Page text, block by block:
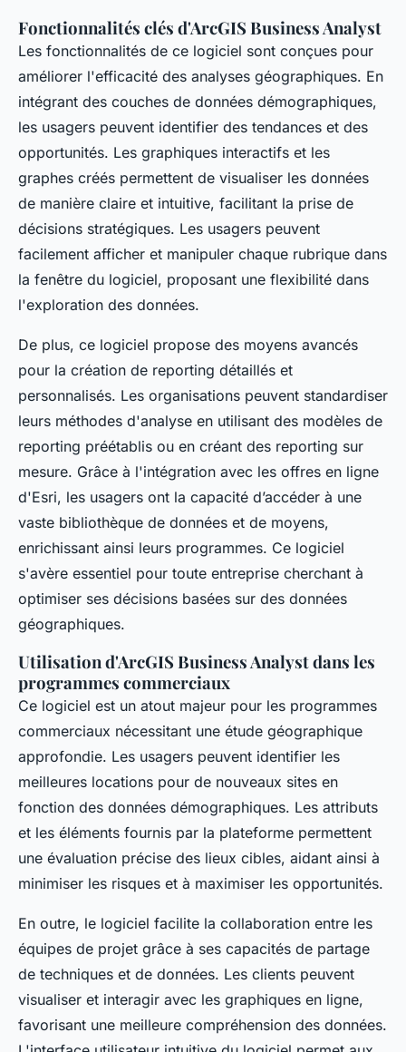
Fonctionnalités clés d'ArcGIS Business Analyst
Les fonctionnalités de ce logiciel sont conçues pour
améliorer l'efficacité des analyses géographiques. En
intégrant des couches de données démographiques,
les usagers peuvent identifier des tendances et des
opportunités. Les graphiques interactifs et les
graphes créés permettent de visualiser les données
de manière claire et intuitive, facilitant la prise de
décisions stratégiques. Les usagers peuvent
facilement afficher et manipuler chaque rubrique dans
la fenêtre du logiciel, proposant une flexibilité dans
l'exploration des données.
De plus, ce logiciel propose des moyens avancés
pour la création de reporting détaillés et
personnalisés. Les organisations peuvent standardiser
leurs méthodes d'analyse en utilisant des modèles de
reporting préétablis ou en créant des reporting sur
mesure. Grâce à l'intégration avec les offres en ligne
d'Esri, les usagers ont la capacité d’accéder à une
vaste bibliothèque de données et de moyens,
enrichissant ainsi leurs programmes. Ce logiciel
s'avère essentiel pour toute entreprise cherchant à
optimiser ses décisions basées sur des données
géographiques.
Utilisation d'ArcGIS Business Analyst dans les
programmes commerciaux
Ce logiciel est un atout majeur pour les programmes
commerciaux nécessitant une étude géographique
approfondie. Les usagers peuvent identifier les
meilleures locations pour de nouveaux sites en
fonction des données démographiques. Les attributs
et les éléments fournis par la plateforme permettent
une évaluation précise des lieux cibles, aidant ainsi à
minimiser les risques et à maximiser les opportunités.
En outre, le logiciel facilite la collaboration entre les
équipes de projet grâce à ses capacités de partage
de techniques et de données. Les clients peuvent
visualiser et interagir avec les graphiques en ligne,
favorisant une meilleure compréhension des données.